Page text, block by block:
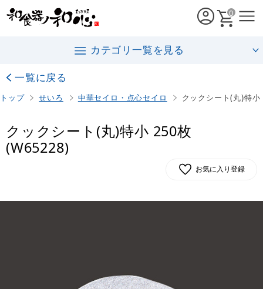
0
カテゴリ一覧を見る
一覧に戻る
トップ せいろ 中華セイロ・点心セイロ クックシート(丸)特
クックシート(丸)特小 250枚
(W65228)
お気に入り登録